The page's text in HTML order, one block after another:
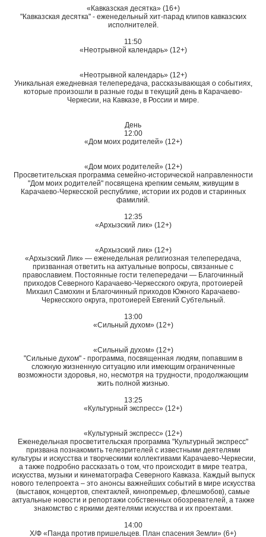
«Кавказская десятка» (16+)
"Кавказская десятка" - еженедельный хит-парад клипов кавказских
исполнителей.
11:50
«Неотрывной календарь» (12+)
«Неотрывной календарь» (12+)
Уникальная ежедневная телепередача, рассказывающая о событиях,
которые произошли в разные годы в текущий день в Карачаево-
Черкесии, на Кавказе, в России и мире.
День
12:00
«Дом моих родителей» (12+)
«Дом моих родителей» (12+)
Просветительская программа семейно-исторической направленности
"Дом моих родителей" посвящена крепким семьям, живущим в
Карачаево-Черкесской республике, истории их родов и старинных
фамилий.
12:35
«Архызский лик» (12+)
«Архызский лик» (12+)
«Архызский Лик» — еженедельная религиозная телепередача,
призванная ответить на актуальные вопросы, связанные с
православием. Постоянные гости телепередачи — Благочинный
приходов Северного Карачаево-Черкесского округа, протоиерей
Михаил Самохин и Благочинный приходов Южного Карачаево-
Черкесского округа, протоиерей Евгений Субтельный.
13:00
«Сильный духом» (12+)
«Сильный духом» (12+)
"Сильные духом" - программа, посвященная людям, попавшим в
сложную жизненную ситуацию или имеющим ограниченные
возможности здоровья, но, несмотря на трудности, продолжающим
жить полной жизнью.
13:25
«Культурный экспресс» (12+)
«Культурный экспресс» (12+)
Еженедельная просветительская программа "Культурный экспресс"
призвана познакомить телезрителей с известными деятелями
культуры и искусства и творческими коллективами Карачаево-Черкесии,
а также подробно рассказать о том, что происходит в мире театра,
искусства, музыки и кинематографа Северного Кавказа. Каждый выпуск
нового телепроекта – это анонсы важнейших событий в мире искусства
(выставок, концертов, спектаклей, кинопремьер, флешмобов), самые
актуальные новости и репортажи собственных обозревателей, а также
знакомство с яркими деятелями искусства и их проектами.
14:00
Х/Ф «Панда против пришельцев. План спасения Земли» (6+)